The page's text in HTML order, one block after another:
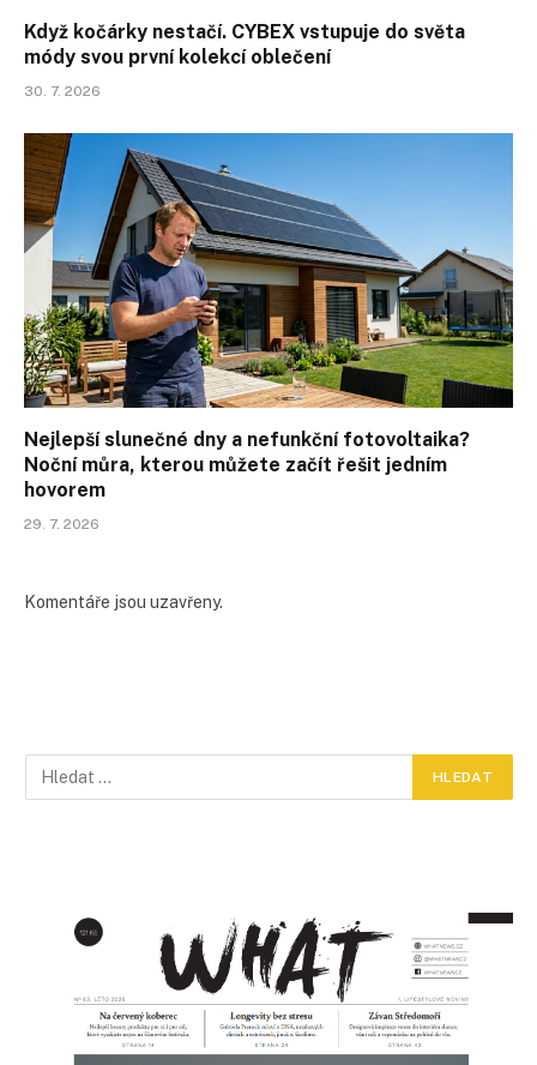
Když kočárky nestačí. CYBEX vstupuje do světa
módy svou první kolekcí oblečení
30. 7. 2026
Nejlepší slunečné dny a nefunkční fotovoltaika?
Noční můra, kterou můžete začít řešit jedním
hovorem
29. 7. 2026
Komentáře jsou uzavřeny.